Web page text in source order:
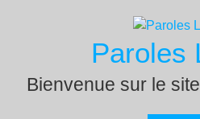
Paroles
Bienvenue sur le